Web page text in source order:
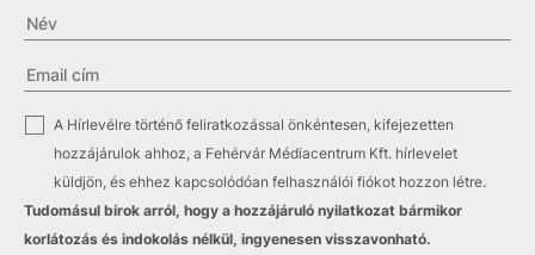
A Hírlevélre történő feliratkozással önkéntesen, kifejezetten
hozzájárulok ahhoz, a Fehérvár Médiacentrum Kft. hírlevelet
küldjön, és ehhez kapcsolódóan felhasználói fiókot hozzon létre.
Tudomásul bírok arról, hogy a hozzájáruló nyilatkozat bármikor
korlátozás és indokolás nélkül, ingyenesen visszavonható.